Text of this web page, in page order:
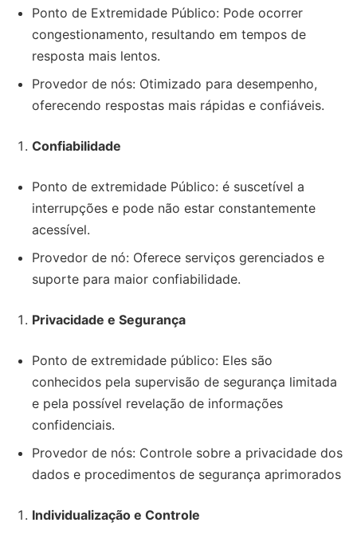
Ponto de Extremidade Público: Pode ocorrer
congestionamento, resultando em tempos de
resposta mais lentos.
Provedor de nós: Otimizado para desempenho,
oferecendo respostas mais rápidas e confiáveis.
Confiabilidade
Ponto de extremidade Público: é suscetível a
interrupções e pode não estar constantemente
acessível.
Provedor de nó: Oferece serviços gerenciados e
suporte para maior confiabilidade.
Privacidade e Segurança
Ponto de extremidade público: Eles são
conhecidos pela supervisão de segurança limitada
e pela possível revelação de informações
confidenciais.
Provedor de nós: Controle sobre a privacidade dos
dados e procedimentos de segurança aprimorados
Individualização e Controle